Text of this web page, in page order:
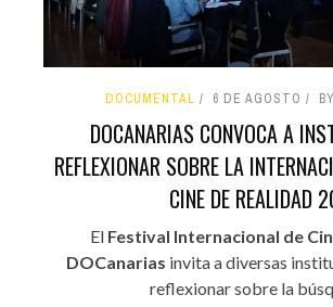
DOCUMENTAL 6 DE AGOSTO
DOCANARIAS CONVOCA A
REFLEXIONAR SOBRE LA
CINE DE REALIDAD
El Festival Internacional de
DOCanarias invita a diversas
reflexionar sobre la